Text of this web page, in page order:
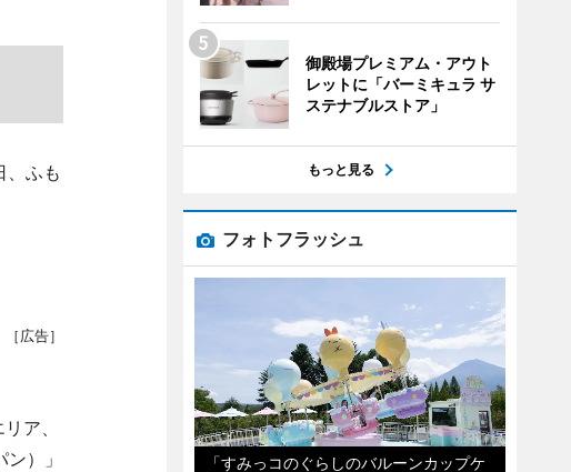
、ふも
［広告］
ア、
）」
御殿場プレミアム・アウト
レットに「バーミキュラ サ
ステナブルストア」
もっと見る
フォトフラッシュ
「すみっコのぐらしのバルーンカップケ